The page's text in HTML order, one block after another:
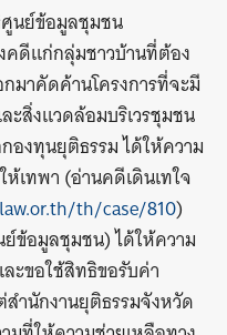
นย์ข้อมูลชุมชน
คดีแก่กลุ่มชาวบ้านที่ต้อง
มาคัดค้านโครงการที่จะมี
สิ่งแวดล้อมบริเวรชุมชน
องทุนยุติธรรม ได้ให้ความ
เทพา (อ่านคดีเดินเทใจ
th/case/810)
ข้อมูลชุมชน) ได้ให้ความ
ะขอใช้สิทธิขอรับค่า
ำนักงานยุติธรรมจังหวัด